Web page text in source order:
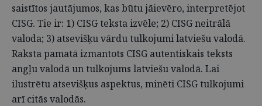
saistītos jautājumos, kas būtu jāievēro, interpretējot
CISG. Tie ir: 1) CISG teksta izvēle; 2) CISG neitrālā
valoda; 3) atsevišķu vārdu tulkojumi latviešu valodā.
Raksta pamatā izmantots CISG autentiskais teksts
angļu valodā un tulkojums latviešu valodā. Lai
ilustrētu atsevišķus aspektus, minēti CISG tulkojumi
arī citās valodās.